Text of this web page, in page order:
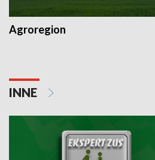
Agroregion
INNE